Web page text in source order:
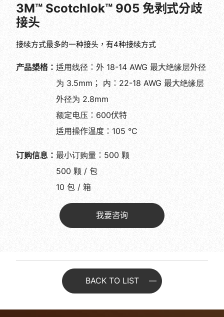
3M™ Scotchlok™ 905 免剥式分歧
接头
接续方式最多的一种接头，有4种接续方式
产品槼格： 适用线径：外 18-14 AWG 最大绝缘层外径
为 3.5mm； 内：22-18 AWG 最大绝缘层
外径为 2.8mm
额定电压：600伏特
适用操作温度：105 °C
订购信息： 最小订购量：500 颗
500 颗 / 包
10 包 / 箱
我要咨询
BACK TO LIST